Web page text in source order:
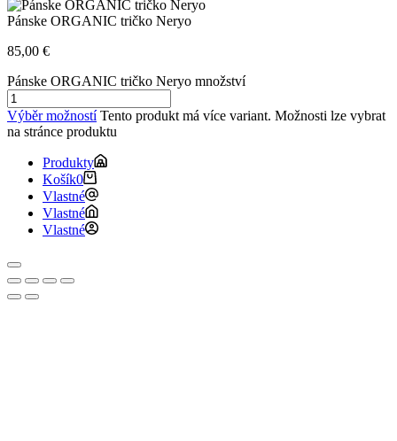
Pánske ORGANIC tričko Neryo
85,00 €
Pánske ORGANIC tričko Neryo množství
Výběr možností Tento produkt má více variant. Možnosti lze vybrat
na stránce produktu
Produkty
Košík0
Vlastné
Vlastné
Vlastné